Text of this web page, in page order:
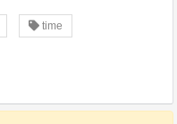
time